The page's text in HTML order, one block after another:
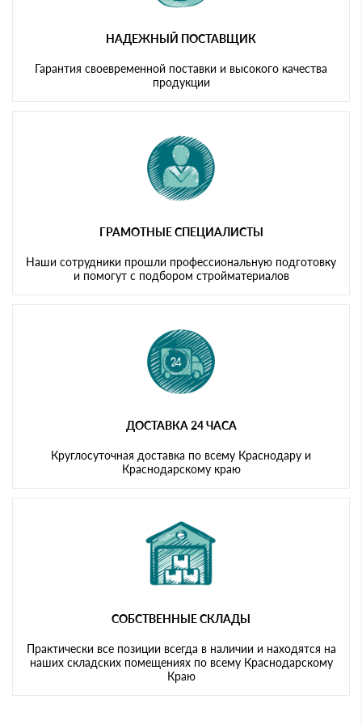
НАДЕЖНЫЙ ПОСТАВЩИК
Гарантия своевременной поставки и высокого качества
продукции
ГРАМОТНЫЕ СПЕЦИАЛИСТЫ
Наши сотрудники прошли профессиональную подготовку
и помогут с подбором стройматериалов
ДОСТАВКА 24 ЧАСА
Круглосуточная доставка по всему Краснодару и
Краснодарскому краю
СОБСТВЕННЫЕ СКЛАДЫ
Практически все позиции всегда в наличии и находятся на
наших складских помещениях по всему Краснодарскому
Краю